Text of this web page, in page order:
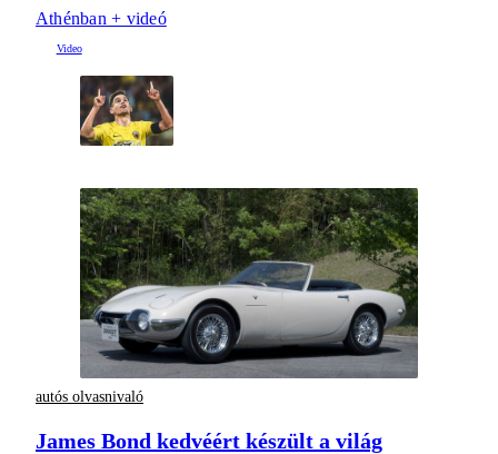
Athénban + videó
autós olvasnivaló
James Bond kedvéért készült a világ